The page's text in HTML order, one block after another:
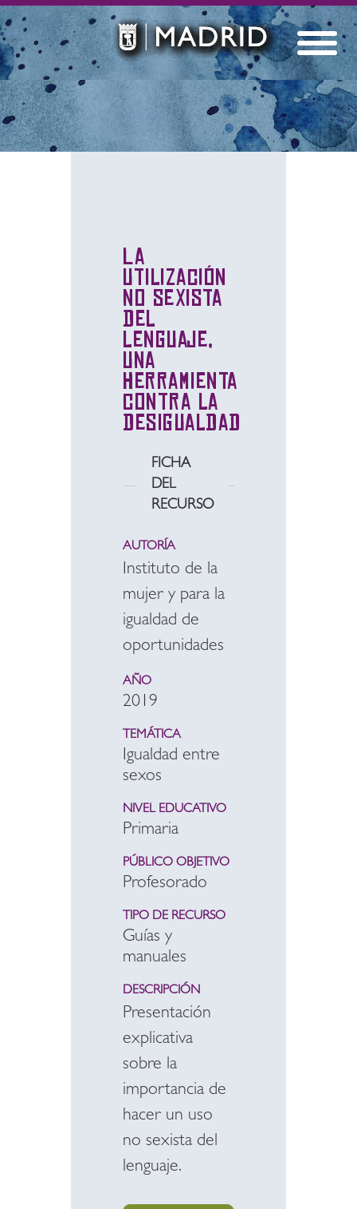
La
utilización
no sexista
del
lenguaje,
una
herramienta
contra la
desigualdad
FICHA
DEL
RECURSO
AUTORÍA
Instituto de la
mujer y para la
igualdad de
oportunidades
AÑO
2019
TEMÁTICA
Igualdad entre
sexos
NIVEL EDUCATIVO
Primaria
PÚBLICO OBJETIVO
Profesorado
TIPO DE RECURSO
Guías y
manuales
DESCRIPCIÓN
Presentación
explicativa
sobre la
importancia de
hacer un uso
no sexista del
lenguaje.